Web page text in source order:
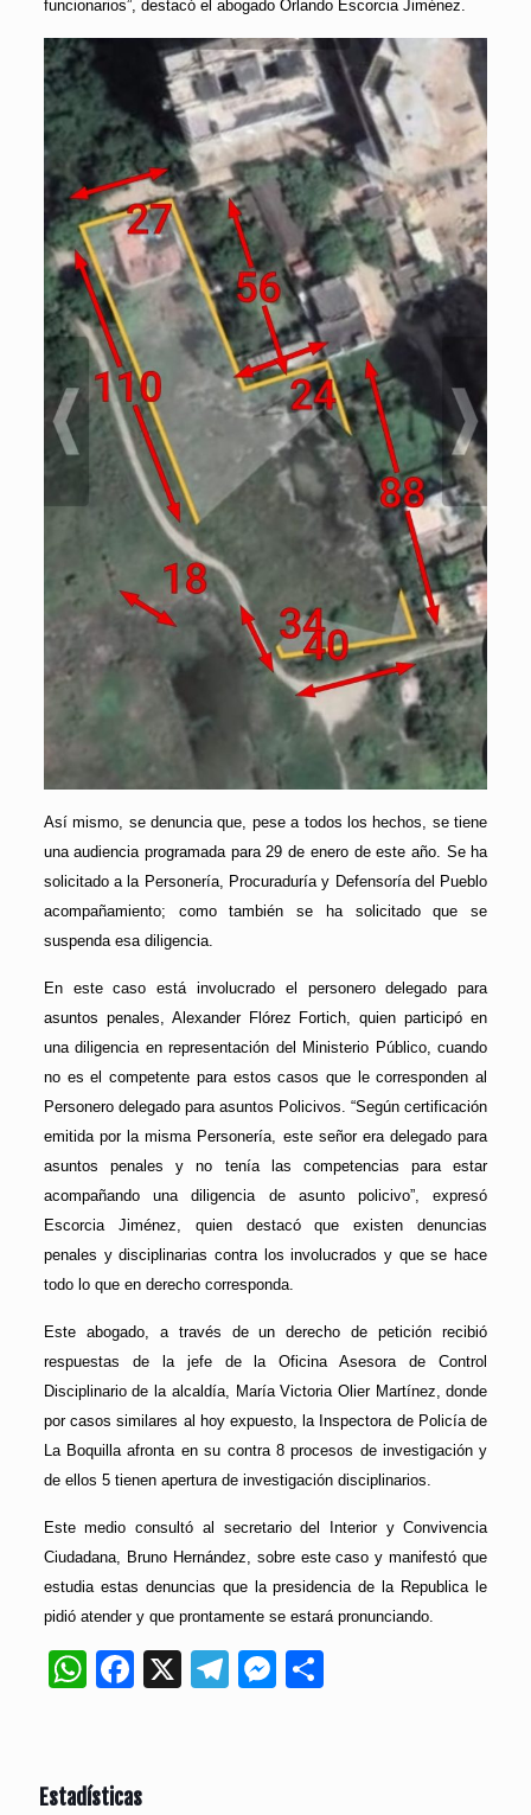
funcionarios”, destacó el abogado Orlando Escorcia Jiménez.
Así mismo, se denuncia que, pese a todos los hechos, se tiene
una audiencia programada para 29 de enero de este año. Se ha
solicitado a la Personería, Procuraduría y Defensoría del Pueblo
acompañamiento; como también se ha solicitado que se
suspenda esa diligencia.
En este caso está involucrado el personero delegado para
asuntos penales, Alexander Flórez Fortich, quien participó en
una diligencia en representación del Ministerio Público, cuando
no es el competente para estos casos que le corresponden al
Personero delegado para asuntos Policivos. “Según certificación
emitida por la misma Personería, este señor era delegado para
asuntos penales y no tenía las competencias para estar
acompañando una diligencia de asunto policivo”, expresó
Escorcia Jiménez, quien destacó que existen denuncias
penales y disciplinarias contra los involucrados y que se hace
todo lo que en derecho corresponda.
Este abogado, a través de un derecho de petición recibió
respuestas de la jefe de la Oficina Asesora de Control
Disciplinario de la alcaldía, María Victoria Olier Martínez, donde
por casos similares al hoy expuesto, la Inspectora de Policía de
La Boquilla afronta en su contra 8 procesos de investigación y
de ellos 5 tienen apertura de investigación disciplinarios.
Este medio consultó al secretario del Interior y Convivencia
Ciudadana, Bruno Hernández, sobre este caso y manifestó que
estudia estas denuncias que la presidencia de la Republica le
pidió atender y que prontamente se estará pronunciando.
WhatsApp
Facebook
X Telegram
Messenger
Estadísticas